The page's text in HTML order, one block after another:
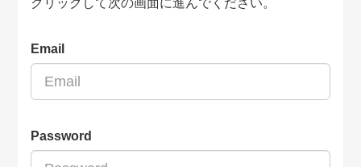
クリックして次の画面に進んでください。
Email
Password